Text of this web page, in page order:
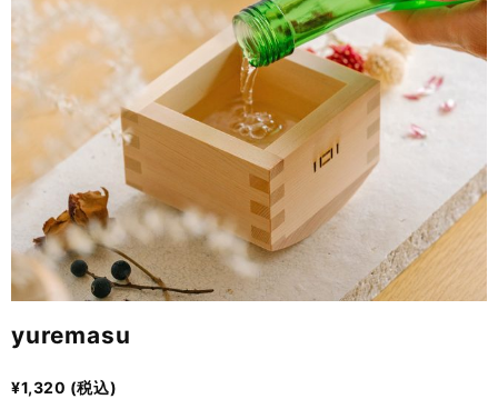
yuremasu
¥1,320 (税込)